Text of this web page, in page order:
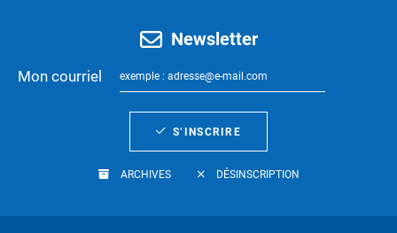
Newsletter
Mon courriel
S’INSCRIRE
ARCHIVES DÉSINSCRIPTION